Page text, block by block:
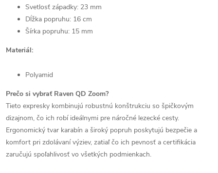
Svetlosť západky: 23 mm
Dĺžka popruhu: 16 cm
Šírka popruhu: 15 mm
Materiál:
Polyamid
Prečo si vybrať Raven QD Zoom?
Tieto expresky kombinujú robustnú konštrukciu so špičkovým
dizajnom, čo ich robí ideálnymi pre náročné lezecké cesty.
Ergonomický tvar karabín a široký popruh poskytujú bezpečie a
komfort pri zdolávaní výziev, zatiaľ čo ich pevnosť a certifikácia
zaručujú spoľahlivosť vo všetkých podmienkach.